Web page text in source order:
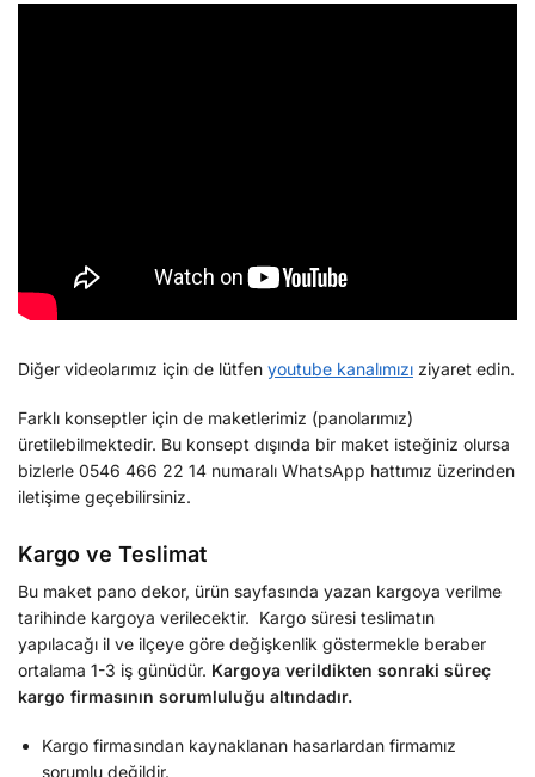
Diğer videolarımız için de lütfen youtube kanalımızı ziyaret edin.
Farklı konseptler için de maketlerimiz (panolarımız)
üretilebilmektedir. Bu konsept dışında bir maket isteğiniz olursa
bizlerle 0546 466 22 14 numaralı WhatsApp hattımız üzerinden
iletişime geçebilirsiniz.
Kargo ve Teslimat
Bu maket pano dekor, ürün sayfasında yazan kargoya verilme
tarihinde kargoya verilecektir. Kargo süresi teslimatın
yapılacağı il ve ilçeye göre değişkenlik göstermekle beraber
ortalama 1-3 iş günüdür. Kargoya verildikten sonraki süreç
kargo firmasının sorumluluğu altındadır.
Kargo firmasından kaynaklanan hasarlardan firmamız
sorumlu değildir.